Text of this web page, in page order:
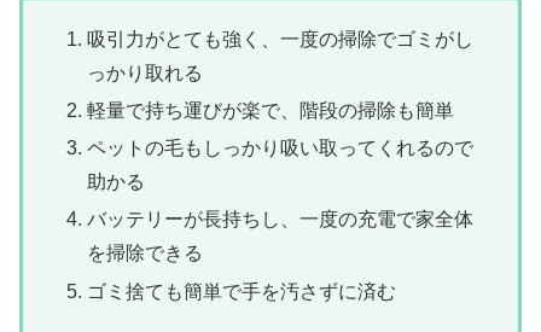
吸引力がとても強く、一度の掃除でゴミがし
っかり取れる
軽量で持ち運びが楽で、階段の掃除も簡単
ペットの毛もしっかり吸い取ってくれるので
助かる
バッテリーが長持ちし、一度の充電で家全体
を掃除できる
ゴミ捨ても簡単で手を汚さずに済む